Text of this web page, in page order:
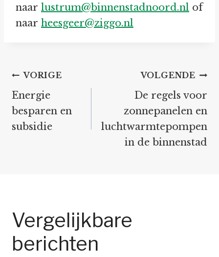
naar lustrum@binnenstadnoord.nl of
naar heesgeer@ziggo.nl
Bericht
navigatie
VORIGE
Energie
besparen en
subsidie
VOLGENDE
De regels voor
zonnepanelen en
luchtwarmtepompen
in de binnenstad
Vergelijkbare
berichten